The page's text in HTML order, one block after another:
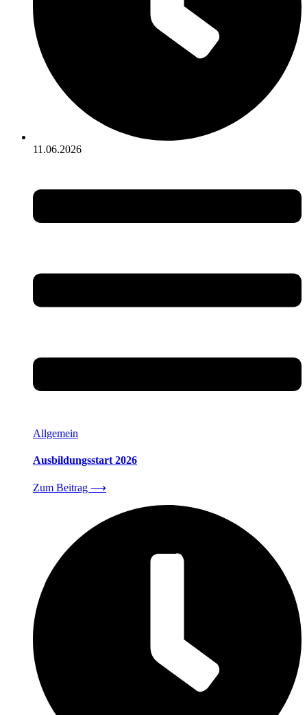
11.06.2026
Allgemein
Ausbildungsstart 2026
Zum Beitrag ⟶